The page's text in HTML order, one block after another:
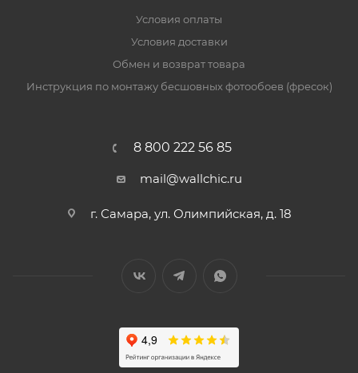
Условия оплаты
Условия доставки
Обмен и возврат товара
Инструкция по монтажу бесшовных фотообоев (фресок)
8 800 222 56 85
mail@wallchic.ru
г. Самара, ул. Олимпийская, д. 18